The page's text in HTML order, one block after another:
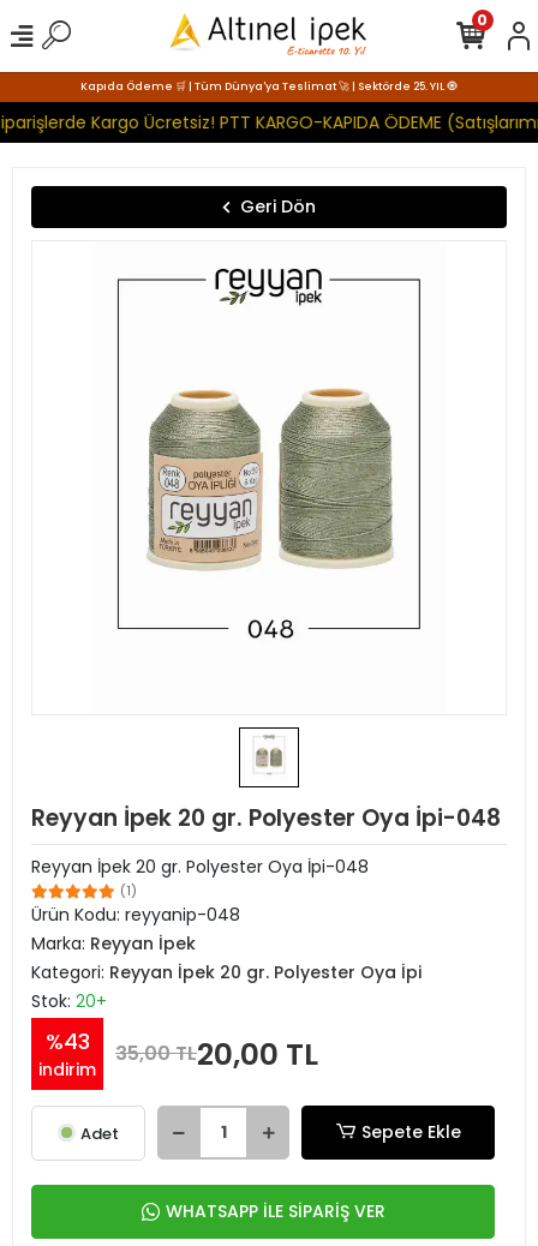
Kapıda Ödeme 🛒 | Tüm Dünya'ya Teslimat 🚀 | Sektörde 25. YIL 🧿
Kargo Ücretsiz! PTT KARGO-KAPIDA ÖDEME
0
Geri Dön
Reyyan İpek 20 gr. Polyester Oya İpi-048
Reyyan İpek 20 gr. Polyester Oya İpi-048
(1)
Ürün Kodu: reyyanip-048
Marka: Reyyan İpek
Kategori: Reyyan İpek 20 gr. Polyester Oya İpi
Stok: 20+
%43
indirim
35,00 TL20,00 TL
Adet Sepete Ekle
WHATSAPP İLE SİPARİŞ VER